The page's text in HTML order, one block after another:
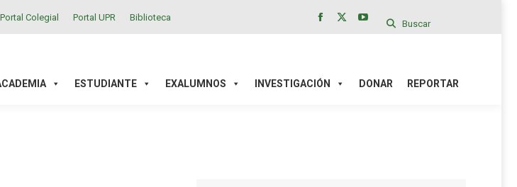
Colegial Portal UPR Biblioteca
in
in
YouTube
in
Buscar
ESTUDIANTE EXALUMNOS INVESTIGACIÓN DONAR REPORTAR